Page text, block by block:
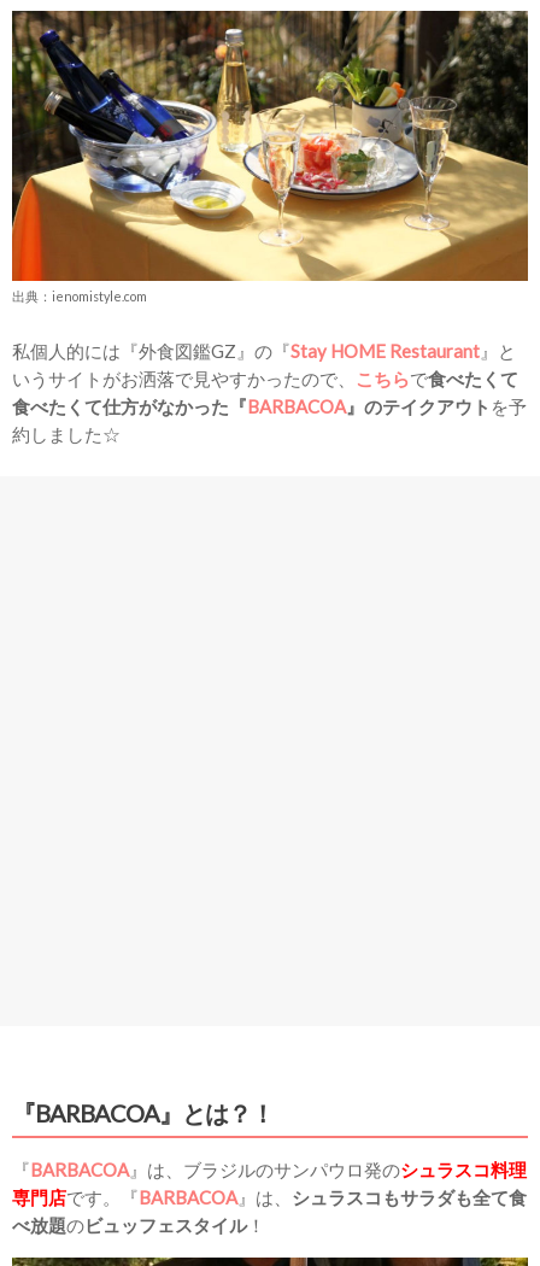
出典：ienomistyle.com
私個人的には『外食図鑑GZ』の『Stay HOME Restaurant 』と
いうサイトがお洒落で見やすかったので、
こちらで食べたくて
食べたくて仕方がなかった『BARBACOA』のテイクアウト を予
約しました☆
『BARBACOA』とは？！
『BARBACOA』は、ブラジルのサンパウロ発のシュラスコ料理
専門店です。『BARBACOA』は、 シュラスコもサラダも全て食
べ放題のビュッフェスタイル！